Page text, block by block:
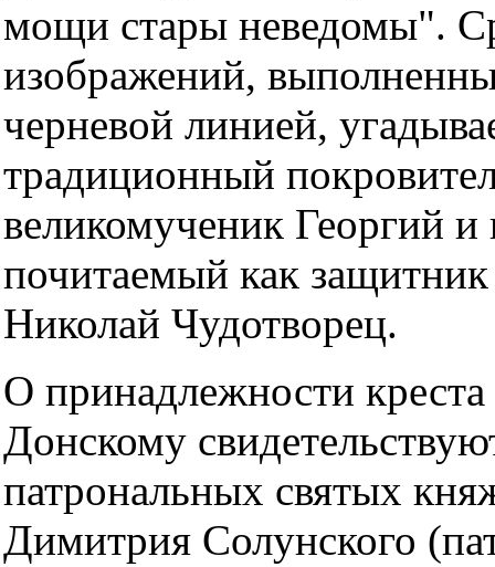
мощи стары неведомы".
изображений,
черневой линией,
традиционный
великомученик Георгий
почитаемый как
Николай Чудотворец.
О принадлежности
Донскому
патрональных святых
Димитрия Солунского